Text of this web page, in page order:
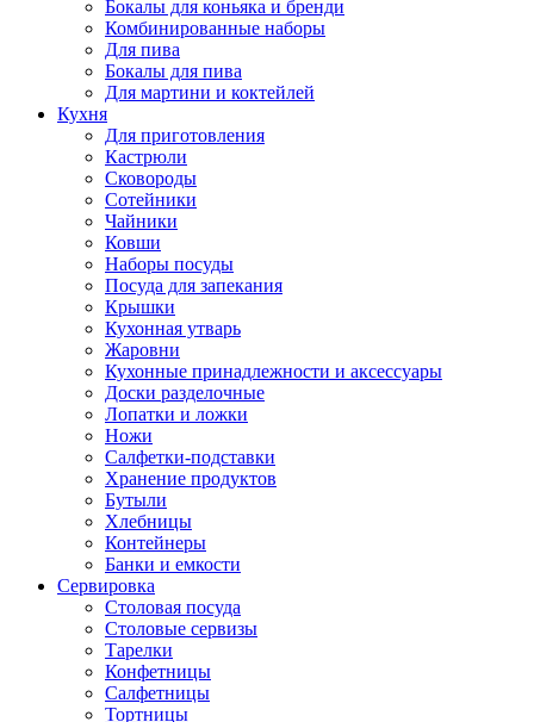
Бокалы для коньяка и бренди
Комбинированные наборы
Для пива
Бокалы для пива
Для мартини и коктейлей
Кухня
Для приготовления
Кастрюли
Сковороды
Сотейники
Чайники
Ковши
Наборы посуды
Посуда для запекания
Крышки
Кухонная утварь
Жаровни
Кухонные принадлежности и аксессуары
Доски разделочные
Лопатки и ложки
Ножи
Салфетки-подставки
Хранение продуктов
Бутыли
Хлебницы
Контейнеры
Банки и емкости
Сервировка
Столовая посуда
Столовые сервизы
Тарелки
Конфетницы
Салфетницы
Тортницы